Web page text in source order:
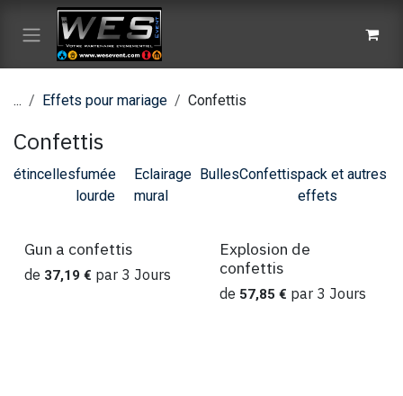
Se rendre au contenu
... Effets pour mariage Confettis
Confettis
étincellesfumée
lourde
Eclairage
mural
BullesConfettispack et autres
effets
Location
Gun a confettis
de 37,19 € par 3 Jours Location
Explosion de
confettis
de 57,85 € par 3 Jours